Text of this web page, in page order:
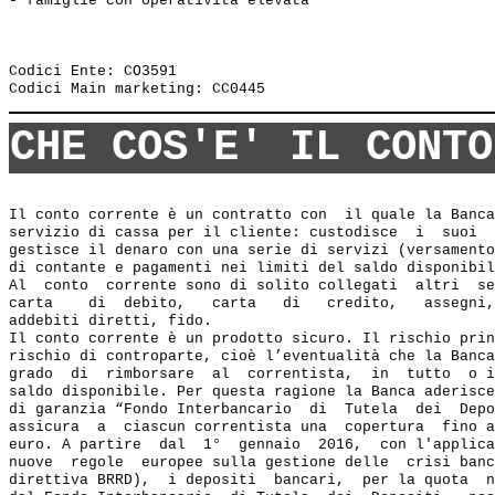
Codici Ente: CO3591
CHE COS'E' IL CONTO
Il conto corrente è un contratto con  il quale la
servizio di cassa per il cliente: custodisce  i  suoi
gestisce il denaro con una serie di servizi
di contante e pagamenti nei limiti del saldo
Al  conto  corrente sono di solito collegati  altri
carta    di  debito,   carta   di   credito,
addebiti diretti, fido.
Il conto corrente è un prodotto sicuro. Il rischio
rischio di controparte, cioè l’eventualità che la
grado  di  rimborsare  al  correntista,  in  tutto  o
saldo disponibile. Per questa ragione la Banca
di garanzia “Fondo Interbancario  di  Tutela  dei
assicura  a  ciascun correntista una  copertura  fino a
euro. A partire  dal  1°  gennaio  2016,  con
nuove  regole  europee sulla gestione delle  crisi
direttiva BRRD),  i depositi  bancari,  per la quota